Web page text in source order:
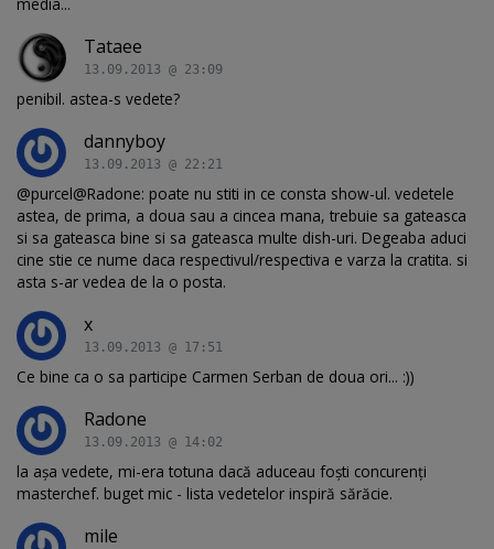
Tataee
13.09.2013 @ 23:09
penibil. astea-s vedete?
dannyboy
13.09.2013 @ 22:21
@purcel@Radone: poate nu stiti in ce consta show-ul. vedetele
astea, de prima, a doua sau a cincea mana, trebuie sa gateasca
si sa gateasca bine si sa gateasca multe dish-uri. Degeaba aduci
cine stie ce nume daca respectivul/respectiva e varza la cratita. si
asta s-ar vedea de la o posta.
x
13.09.2013 @ 17:51
Ce bine ca o sa participe Carmen Serban de doua ori... :))
Radone
13.09.2013 @ 14:02
la aşa vedete, mi-era totuna dacă aduceau foşti concurenţi
masterchef. buget mic - lista vedetelor inspiră sărăcie.
mile